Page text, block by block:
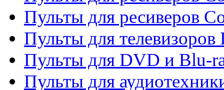
Пульты для ресиверов
Пульты для телевизоров
Пульты для DVD и Blu-
Пульты для